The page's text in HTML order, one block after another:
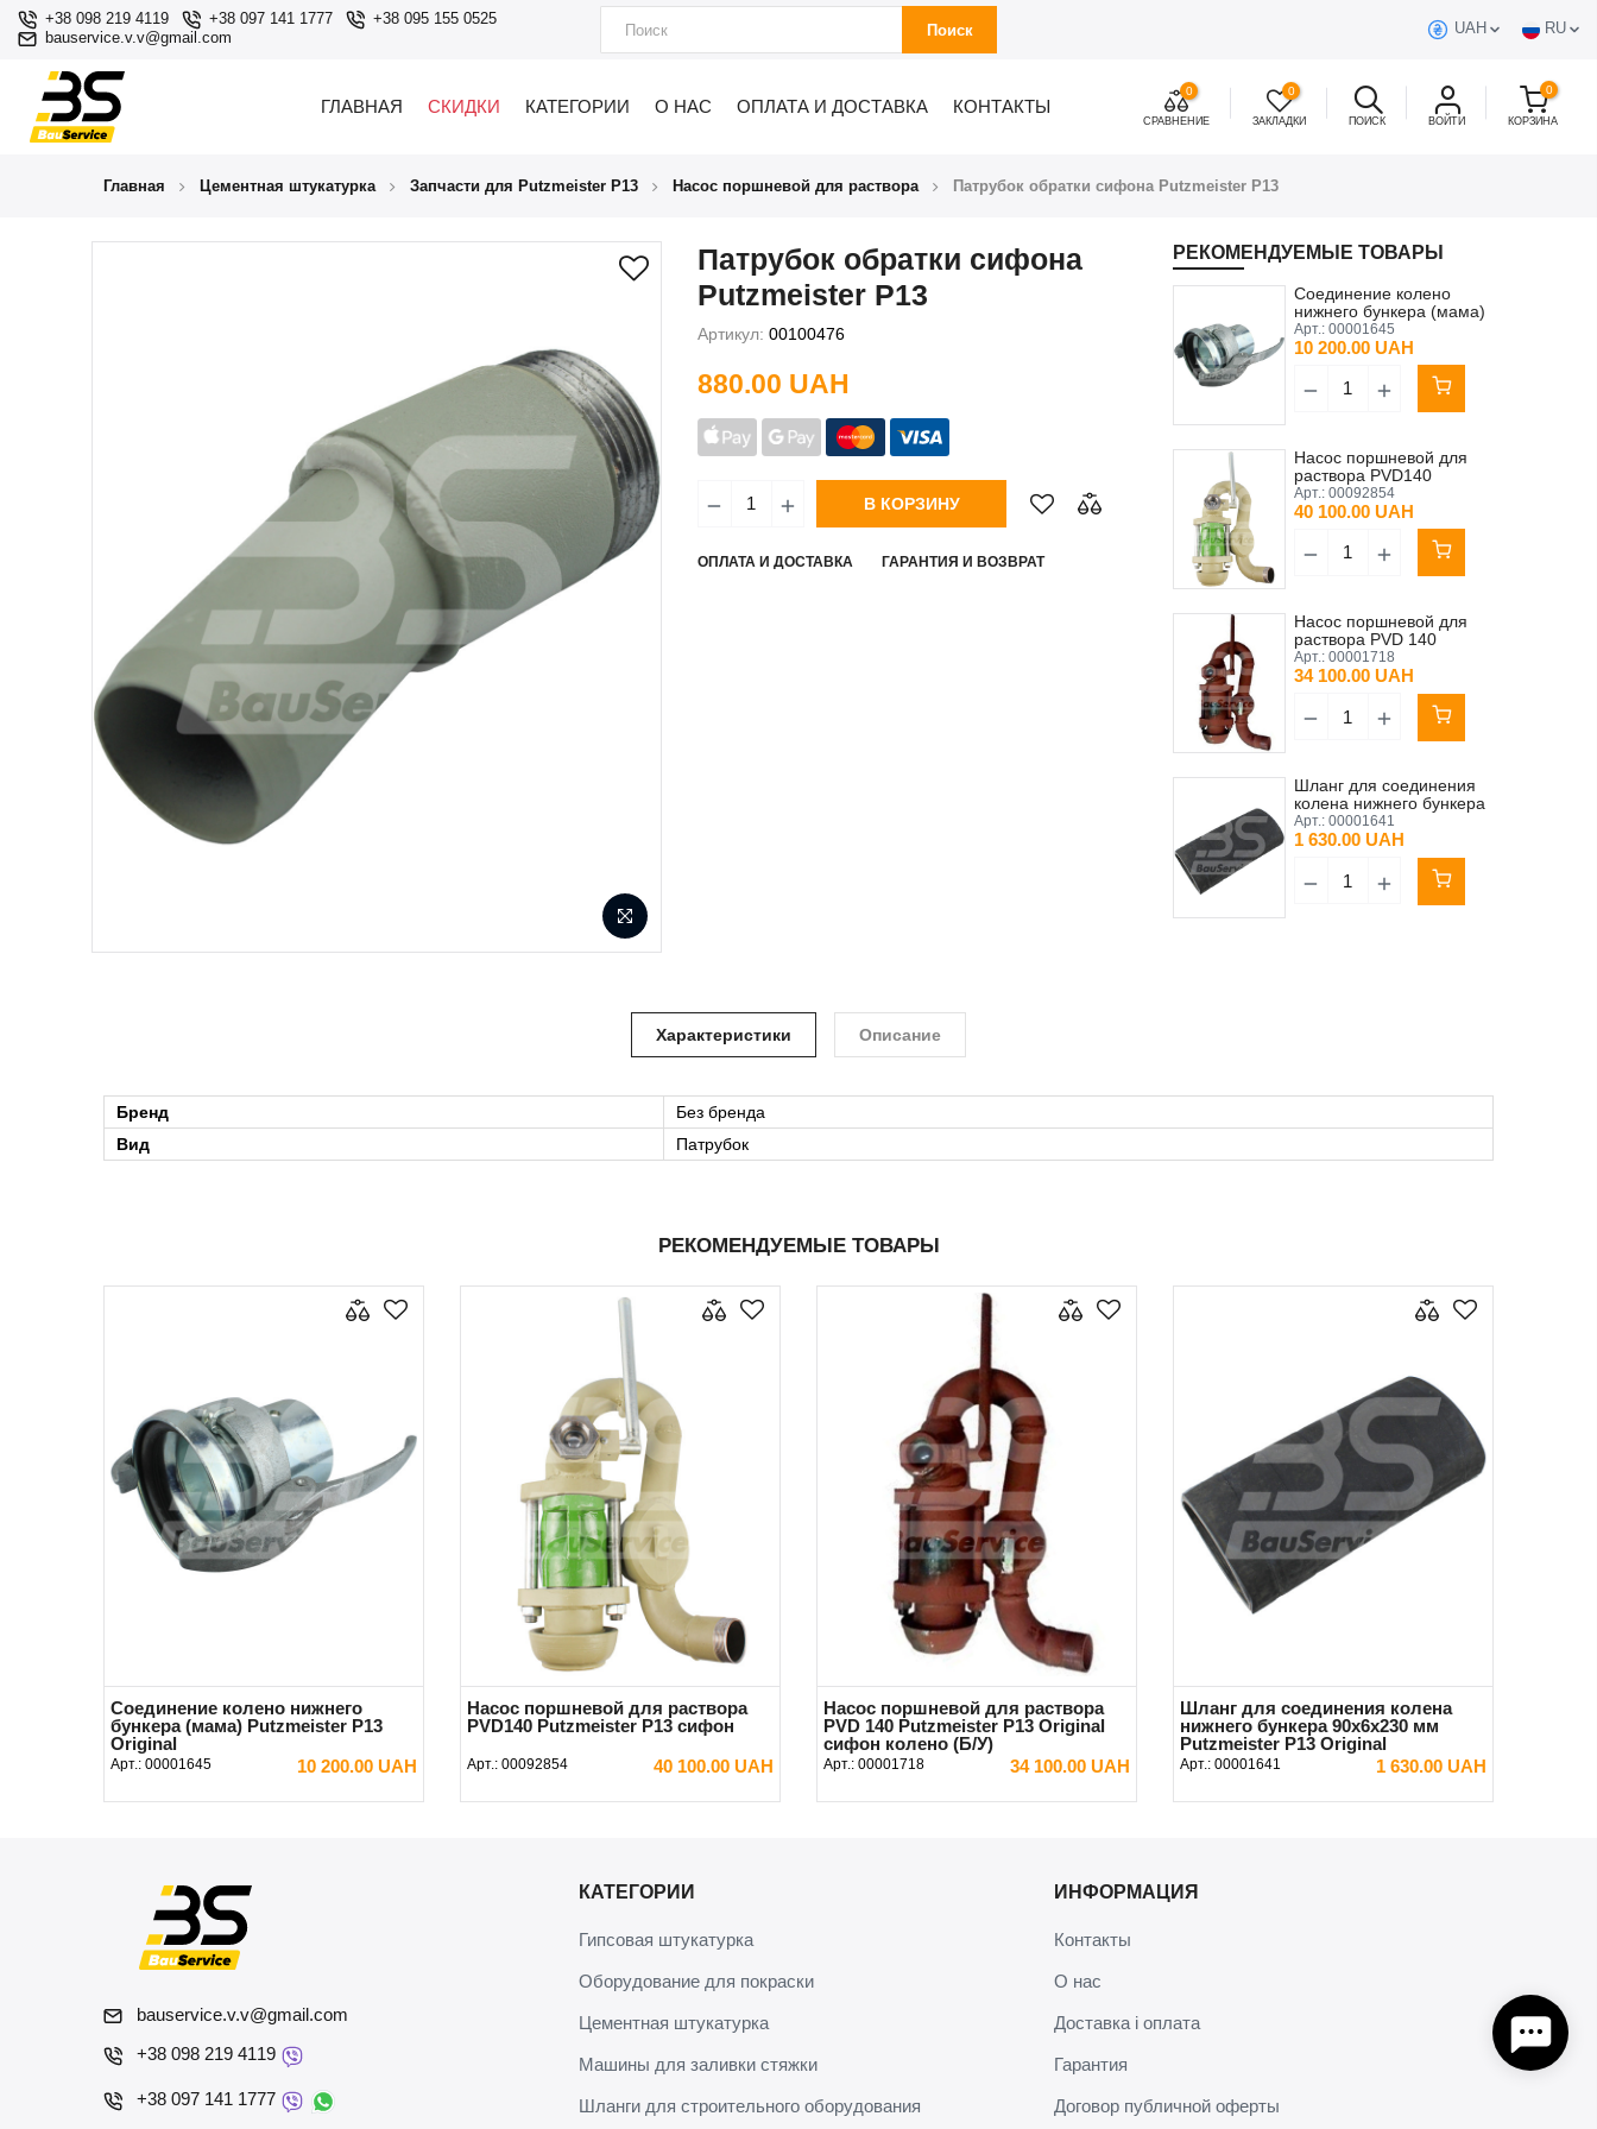
+38 098 219 4119 +38 097 141 1777
+38 095 155 0525
bauservice.v.v@gmail.com
Поиск UAH RU
ГЛАВНАЯ СКИДКИ КАТЕГОРИИ О НАС ОПЛАТА И ДОСТАВКА КОНТАКТЫ
0
СРАВНЕНИЕ
0
ЗАКЛАДКИ ПОИСК ВОЙТИ
0
КОРЗИНА
Главная Цементная штукатурка Запчасти для Putzmeister P13 Насос поршневой для раствора Патрубок обратки сифона Putzmeister P13
Патрубок обратки сифона
Putzmeister P13
Артикул: 00100476
880.00 UAH
В КОРЗИНУ
ОПЛАТА И ДОСТАВКА ГАРАНТИЯ И ВОЗВРАТ
РЕКОМЕНДУЕМЫЕ ТОВАРЫ
Соединение колено
нижнего бункера (мама)
Putzmeister P13 Original
Арт.: 00001645
10 200.00 UAH
Насос поршневой для
раствора PVD140
Putzmeister P13 сифон
Арт.: 00092854
40 100.00 UAH
Насос поршневой для
раствора PVD 140
Putzmeister P13 Original
сифон колено (Б/У)
Арт.: 00001718
34 100.00 UAH
Шланг для соединения
колена нижнего бункера
90x6x230 мм Putzmeister
P13 Original
Арт.: 00001641
1 630.00 UAH
Характеристики Описание
Бренд
Без бренда
Вид
Патрубок
РЕКОМЕНДУЕМЫЕ ТОВАРЫ
Соединение колено нижнего
бункера (мама) Putzmeister P13
Original
Арт.: 00001645 10 200.00 UAH
В КОРЗИНУ
Насос поршневой для раствора
PVD140 Putzmeister P13 сифон
Арт.: 00092854 40 100.00 UAH
В КОРЗИНУ
Насос поршневой для раствора
PVD 140 Putzmeister P13 Original
сифон колено (Б/У)
Арт.: 00001718 34 100.00 UAH
В КОРЗИНУ
Шланг для соединения колена
нижнего бункера 90x6x230 мм
Putzmeister P13 Original
Арт.: 00001641 1 630.00 UAH
В КОРЗИНУ
bauservice.v.v@gmail.com
+38 098 219 4119
+38 097 141 1777
КАТЕГОРИИ
Гипсовая штукатурка
Оборудование для покраски
Цементная штукатурка
Машины для заливки стяжки
Шланги для строительного оборудования
ИНФОРМАЦИЯ
Контакты
О нас
Доставка і оплата
Гарантия
Договор публичной оферты